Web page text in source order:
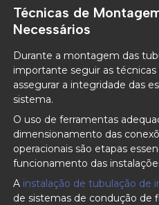
Técnicas de
Necessários
Durante a montagem das
importante seguir as técnicas
assegurar a integridade das
sistema.
O uso de ferramentas
dimensionamento das
operacionais são etapas
funcionamento das
A instalação de tubulação de
de sistemas de condução de